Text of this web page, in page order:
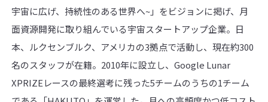
宇宙に広げ、持続性のある世界へ~」をビジョンに掲げ、月
面資源開発に取り組んでいる宇宙スタートアップ企業。日
本、ルクセンブルク、アメリカの3拠点で活動し、現在約300
名のスタッフが在籍。2010年に設立し、Google Lunar
XPRIZEレースの最終選考に残った5チームのうちの1チーム